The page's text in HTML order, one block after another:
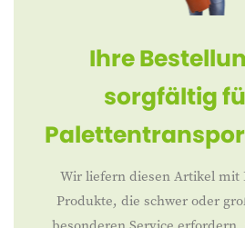
Ihre
sorgfältig
Wir liefern diesen Artikel mit
Produkte, die schwer oder